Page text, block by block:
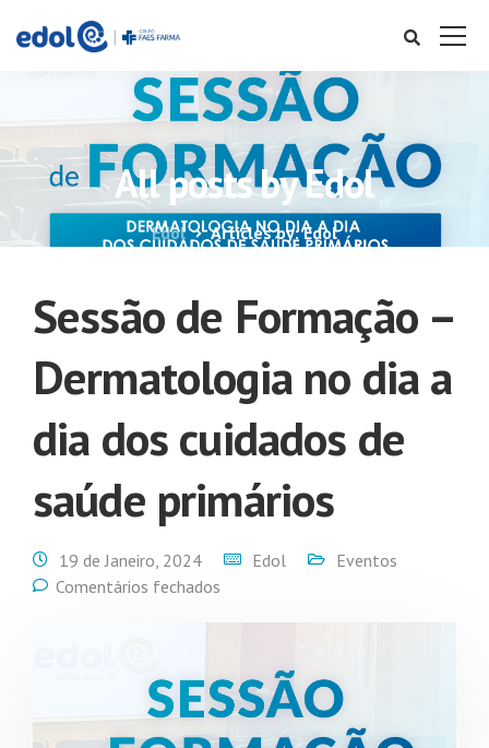
All posts by Edol
Edol Articles by: Edol
Sessão de Formação –
Dermatologia no dia a
dia dos cuidados de
saúde primários
19 de Janeiro, 2024 Edol
Eventos
Comentários fechados